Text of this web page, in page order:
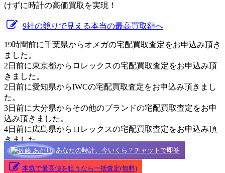
けずに時計の高価買取を実現！
9社の競りで見える本当の最高買取額へ
19時間前に千葉県からオメガの宅配買取査定をお申込み頂き
ました。
2日前に東京都からロレックスの宅配買取査定をお申込み頂
きました。
2日前に愛知県からIWCの宅配買取査定をお申込み頂きまし
た。
3日前に大分県からその他のブランドの宅配買取査定をお申
込み頂きました。
4日前に広島県からロレックスの宅配買取査定をお申込み頂
きました。
あなたの時計、今いくら？チャットで即答
本気で最高値を狙うなら一括査定(無料)